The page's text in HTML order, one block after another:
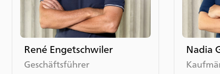
René Engetschwiler
Geschäftsführer
Nadia